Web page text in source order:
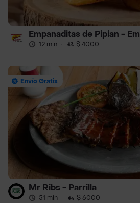
Empanaditas de Pipian -
12 min · $ 4000
Envío Gratis
Mr Ribs - Parrilla
51 min · $ 6000